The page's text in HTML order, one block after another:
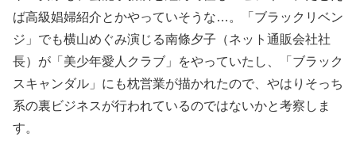
ば高級娼婦紹介とかやっていそうな…。「ブラックリベン
ジ」でも横山めぐみ演じる南條夕子（ネット通販会社社
長）が「美少年愛人クラブ」をやっていたし、「ブラック
スキャンダル」にも枕営業が描かれたので、やはりそっち
系の裏ビジネスが行われているのではないかと考察しま
す。